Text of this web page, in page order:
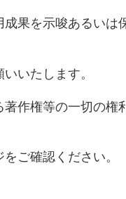
果を示唆あるいは
いたします。
作権等の一切の権
ご確認ください。